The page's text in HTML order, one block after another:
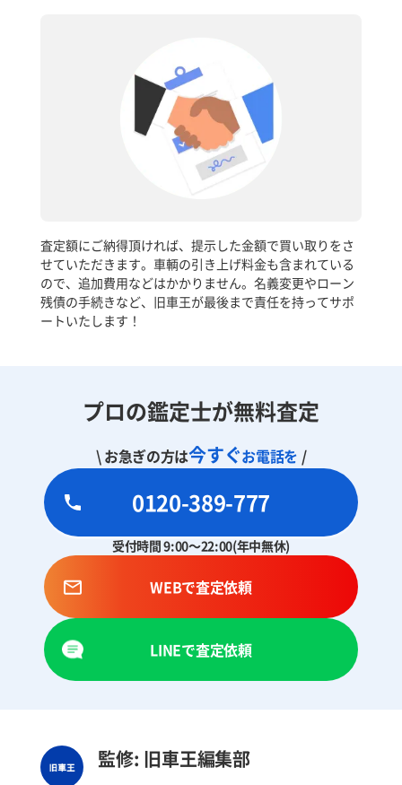
査定額にご納得頂ければ、提示した金額で買い取りをさ
せていただきます。車輌の引き上げ料金も含まれている
ので、追加費用などはかかりません。名義変更やローン
残債の手続きなど、旧車王が最後まで責任を持ってサポ
ートいたします！
プロの鑑定士が無料査定
\ お急ぎの方は今すぐお電話を /
0120-389-777
受付時間 9:00～22:00(年中無休)
WEBで査定依頼
LINEで査定依頼
監修: 旧車王編集部